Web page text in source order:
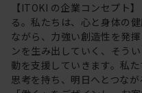
【ITOKI の企業コンセプト
る。私たちは、心と身体の
ながら、力強い創造性を発
ンを生み出していく、そう
動を支援していきます。私
思考を持ち、明日へとつな